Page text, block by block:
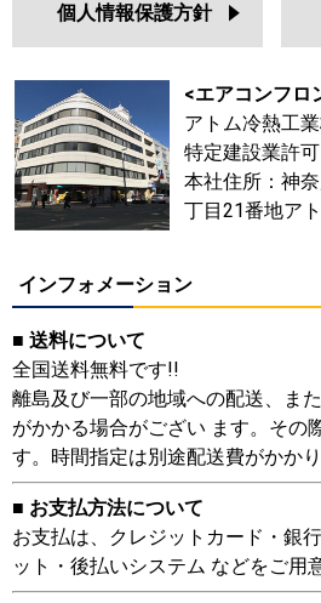
個人情報保護方針
<エアコンフロ
アトム冷熱工
特定建設業許
本社住所：神
丁目21番地ア
インフォメーション
■ 送料について
全国送料無料です!!
離島及び一部の地域への配送、ま
がかかる場合がござい ます。その
す。時間指定は別途配送費がかかり
■ お支払方法について
お支払は、クレジットカード・銀
ット・後払いシステム などをご用